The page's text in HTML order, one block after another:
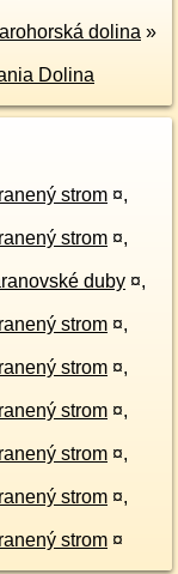
dolina »
Dolina
strom ¤,
strom ¤,
duby ¤,
strom ¤,
strom ¤,
strom ¤,
strom ¤,
strom ¤,
strom ¤